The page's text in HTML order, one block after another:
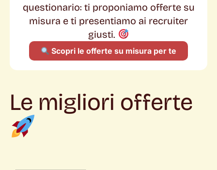
questionario: ti proponiamo offerte su
misura e ti presentiamo ai recruiter
giusti.
Scopri le offerte su misura per te
Le migliori offerte